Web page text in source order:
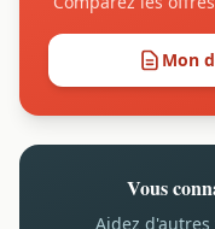
Mon
Vous
Aidez